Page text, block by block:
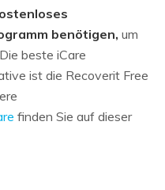
benötigen, um
beste iCare
ist die Recoverit Free
finden Sie auf dieser